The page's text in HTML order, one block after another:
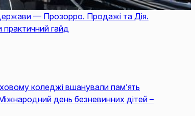
— Прозорро. Продажі та Дія.
практичний гайд
коледжі вшанували пам’ять
день безневинних дітей –